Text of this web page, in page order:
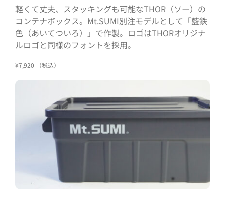
軽くて丈夫、スタッキングも可能なTHOR（ソー）の
コンテナボックス。Mt.SUMI別注モデルとして「藍鉄
色（あいてついろ）」で作製。ロゴはTHORオリジナ
ルロゴと同様のフォントを採用。
¥7,920 （税込）